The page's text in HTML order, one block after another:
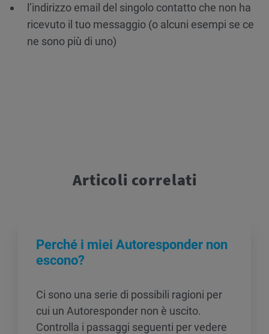
l’indirizzo email del singolo contatto che non ha
ricevuto il tuo messaggio (o alcuni esempi se ce
ne sono più di uno)
Articoli correlati
Perché i miei Autoresponder non
escono?
Ci sono una serie di possibili ragioni per
cui un Autoresponder non è uscito.
Controlla i passaggi seguenti per vedere